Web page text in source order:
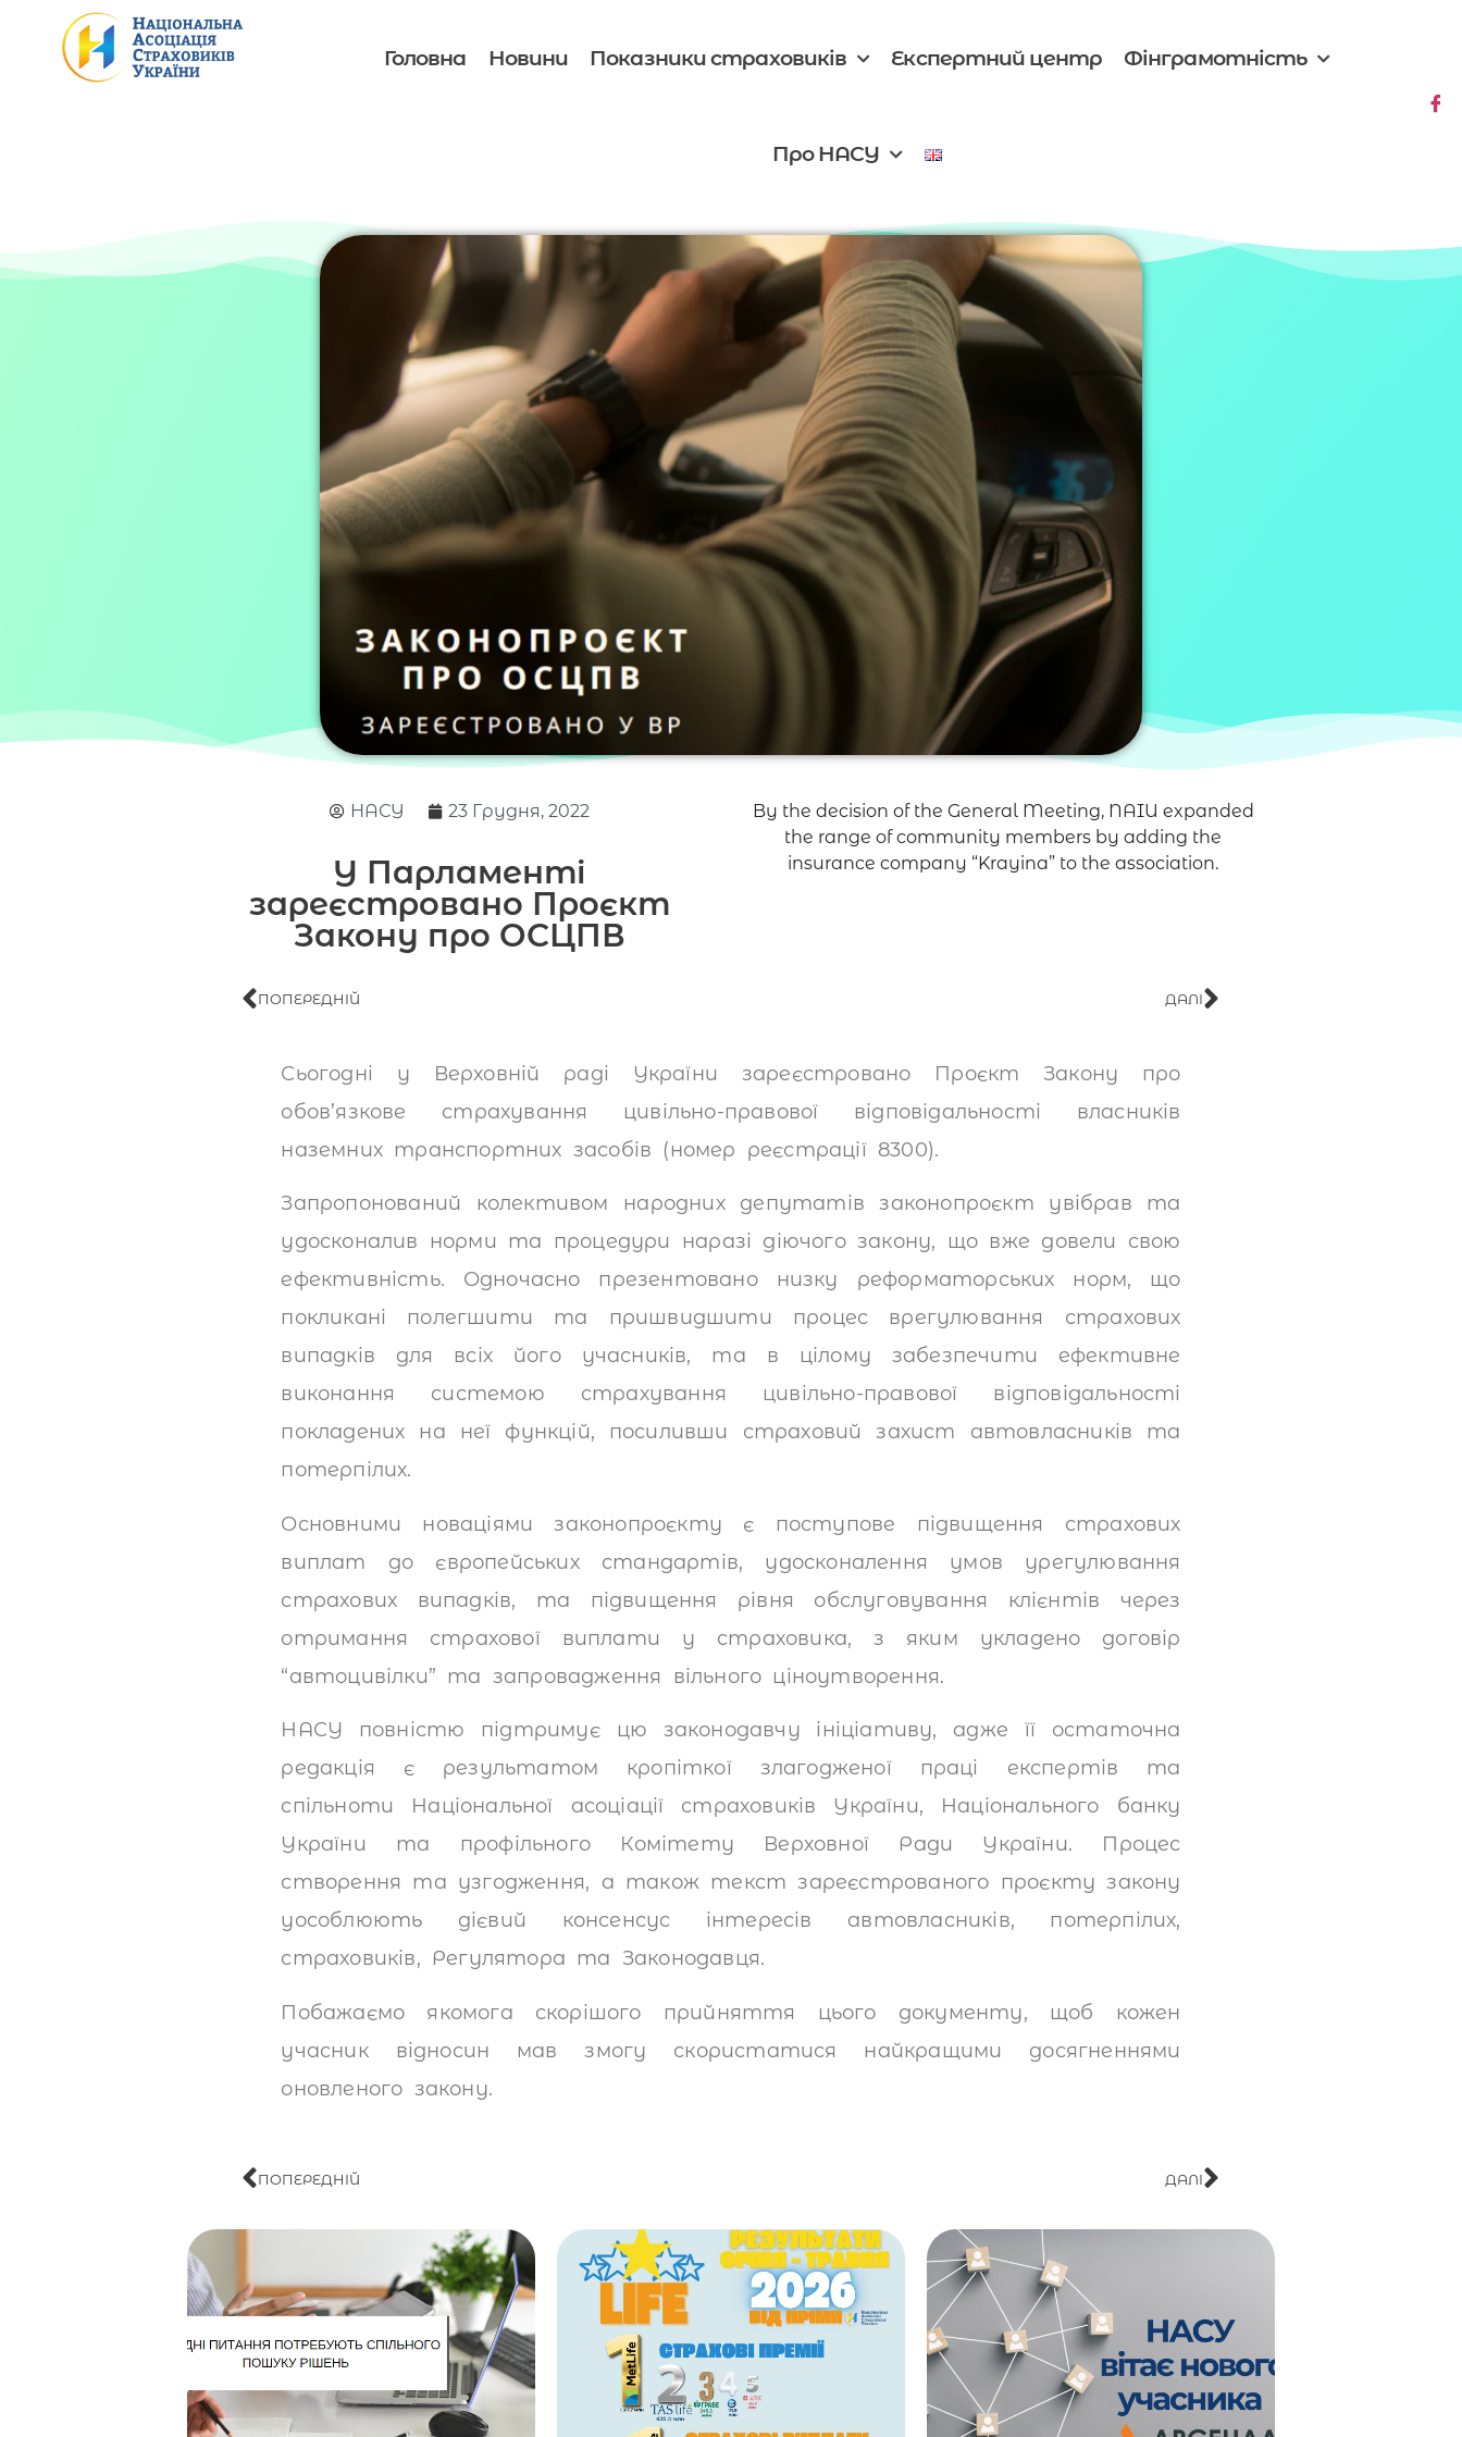
Головна Новини Показники страховиків Експертний центр Фінграмотність
Про НАСУ
НАСУ 23 Грудня, 2022
У Парламенті
зареєстровано Проєкт
Закону про ОСЦПВ
By the decision of the General Meeting, NAIU expanded
the range of community members by adding the
insurance company “Krayina” to the association.
ПОПЕРЕДНІЙ ДАЛІ
Сьогодні у Верховній раді України зареєстровано Проєкт Закону про
обов’язкове страхування цивільно-правової відповідальності власників
наземних транспортних засобів (номер реєстрації 8300).
Запропонований колективом народних депутатів законопроєкт увібрав та
удосконалив норми та процедури наразі діючого закону, що вже довели свою
ефективність. Одночасно презентовано низку реформаторських норм, що
покликані полегшити та пришвидшити процес врегулювання страхових
випадків для всіх його учасників, та в цілому забезпечити ефективне
виконання системою страхування цивільно-правової відповідальності
покладених на неї функцій, посиливши страховий захист автовласників та
потерпілих.
Основними новаціями законопроєкту є поступове підвищення страхових
виплат до європейських стандартів, удосконалення умов урегулювання
страхових випадків, та підвищення рівня обслуговування клієнтів через
отримання страхової виплати у страховика, з яким укладено договір
“автоцивілки” та запровадження вільного ціноутворення.
НАСУ повністю підтримує цю законодавчу ініціативу, адже її остаточна
редакція є результатом кропіткої злагодженої праці експертів та
спільноти Національної асоціації страховиків України, Національного банку
України та профільного Комітету Верховної Ради України. Процес
створення та узгодження, а також текст зареєстрованого проєкту закону
уособлюють дієвий консенсус інтересів автовласників, потерпілих,
страховиків, Регулятора та Законодавця.
Побажаємо якомога скорішого прийняття цього документу, щоб кожен
учасник відносин мав змогу скористатися найкращими досягненнями
оновленого закону.
ПОПЕРЕДНІЙ ДАЛІ